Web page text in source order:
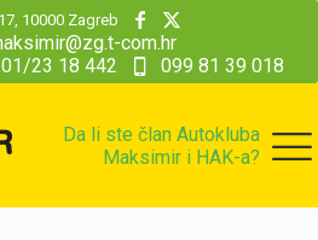
01/23 18 442 099 81 39 018
com.hr
10000 Zagreb
Da li ste član Autokluba
Maksimir i HAK-a?